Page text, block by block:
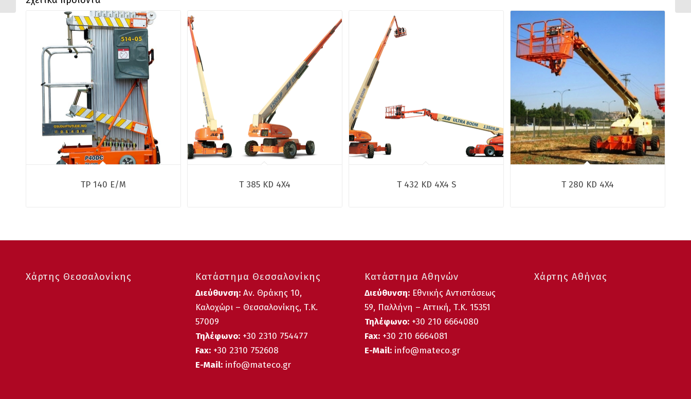
TP 140 E/M T 385 KD 4X4 T 432 KD 4X4 S T 280 KD 4X4
Χάρτης Θεσσαλονίκης Κατάστημα Θεσσαλονίκης
Διεύθυνση:Αν. Θράκης 10,
Καλοχώρι – Θεσσαλονίκης, Τ.Κ.
57009
Τηλέφωνο:+30 2310 754477
Fax:+30 2310 752608
E-Mail:info@mateco.gr
Κατάστημα Αθηνών
Διεύθυνση: Εθνικής Αντιστάσεως
59, Παλλήνη – Αττική, Τ.Κ. 15351
Τηλέφωνο: +30 210 6664080
Fax: +30 210 6664081
E-Mail: info@mateco.gr
Χάρτης Αθήνας